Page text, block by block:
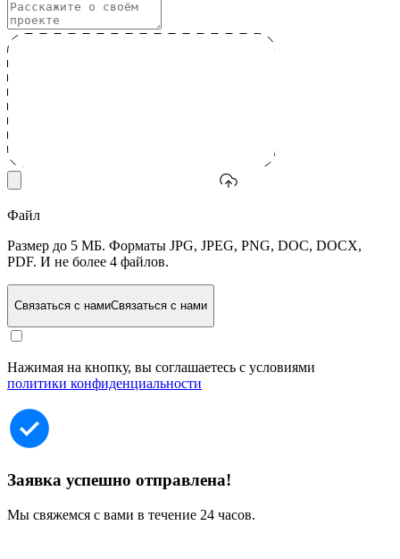
Файл
Размер до 5 МБ. Форматы JPG, JPEG, PNG, DOC, DOCX,
PDF. И не более 4 файлов.
Связаться с намиСвязаться с нами
Нажимая на кнопку, вы соглашаетесь с условиями
политики конфиденциальности
Заявка успешно отправлена!
Мы свяжемся с вами в течение 24 часов.